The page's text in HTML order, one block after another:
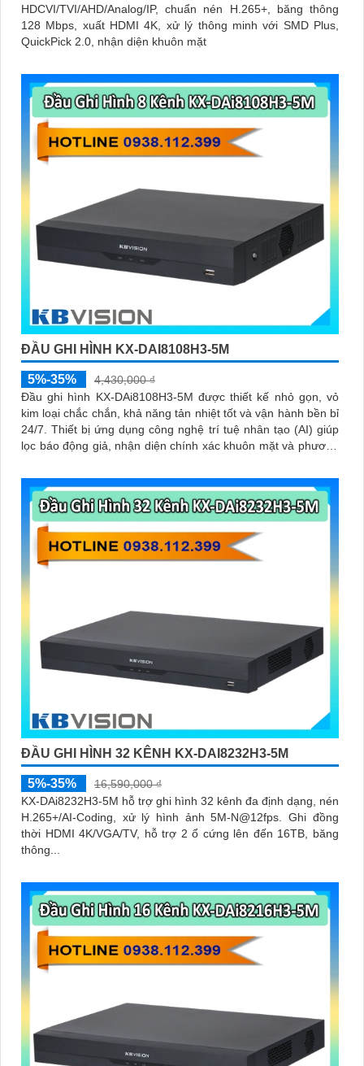
HDCVI/TVI/AHD/Analog/IP, chuẩn nén H.265+, băng thông
128 Mbps, xuất HDMI 4K, xử lý thông minh với SMD Plus,
QuickPick 2.0, nhận diện khuôn mặt
ĐẦU GHI HÌNH KX-DAI8108H3-5M
5%-35%
4,430,000 ₫
Đầu ghi hình KX-DAi8108H3-5M được thiết kế nhỏ gọn, vỏ
kim loại chắc chắn, khả năng tản nhiệt tốt và vận hành bền bỉ
24/7. Thiết bị ứng dụng công nghệ trí tuệ nhân tạo (AI) giúp
lọc báo động giả, nhận diện chính xác khuôn mặt và phương
ĐẦU GHI HÌNH 32 KÊNH KX-DAI8232H3-5M
5%-35%
16,590,000 ₫
KX-DAi8232H3-5M hỗ trợ ghi hình 32 kênh đa định dạng, nén
H.265+/AI-Coding, xử lý hình ảnh 5M-N@12fps. Ghi đồng
thời HDMI 4K/VGA/TV, hỗ trợ 2 ổ cứng lên đến 16TB, băng
thông...